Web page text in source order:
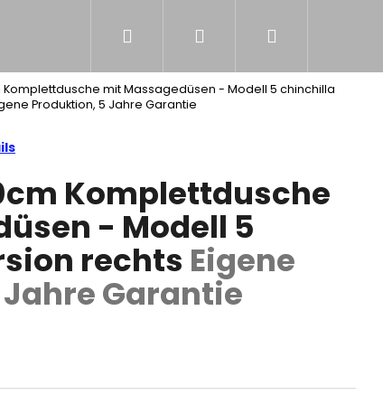
Suchen
Komplettdusche mit Massagedüsen - Modell 5 chinchilla
Produktion, 5 Jahre Garantie
Komplettdusche
- Modell 5
rechts Eigene
Garantie